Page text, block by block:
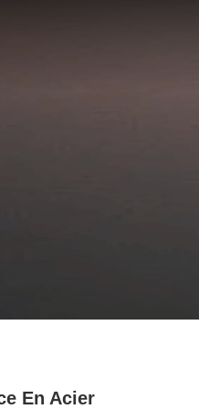
En Acier